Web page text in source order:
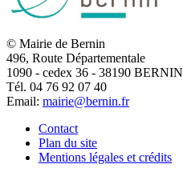
© Mairie de Bernin
496, Route Départementale
1090 - cedex 36 - 38190 BERNIN
Tél. 04 76 92 07 40
Email: mairie@bernin.fr
Contact
Plan du site
Mentions légales et crédits